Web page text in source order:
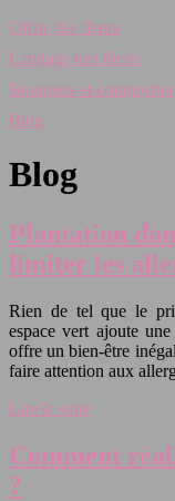
Offrir des fleurs
Langage des fleurs
Bouquets et
Blog
Blog
Plantation
limiter les
Rien de tel que le
espace vert ajoute
offre un bien-être
faire attention aux
Lire la suite
Comment
?